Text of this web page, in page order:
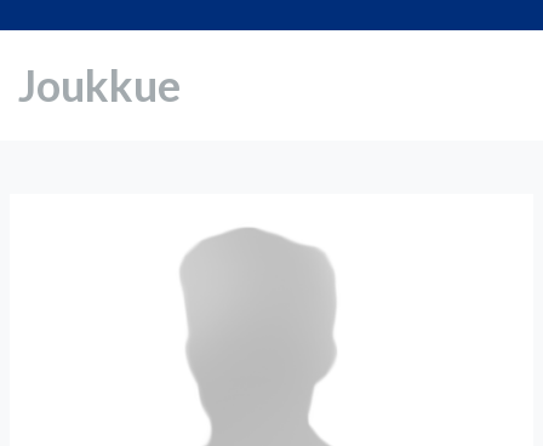
Joukkue